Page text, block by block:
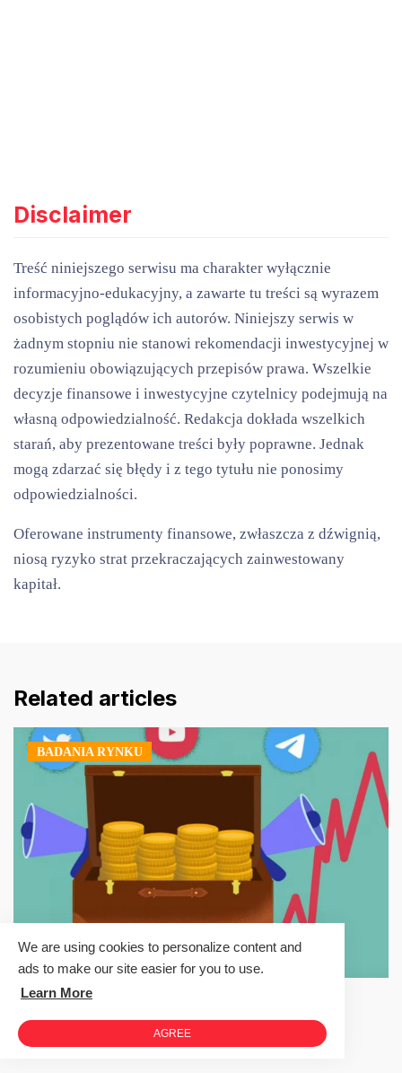
We are using cookies to personalize content and
ads to make our site easier for you to use.
Learn More
AGREE
Disclaimer
Treść niniejszego serwisu ma charakter wyłącznie
informacyjno-edukacyjny, a zawarte tu treści są wyrazem
osobistych poglądów ich autorów. Niniejszy serwis w
żadnym stopniu nie stanowi rekomendacji inwestycyjnej w
rozumieniu obowiązujących przepisów prawa. Wszelkie
decyzje finansowe i inwestycyjne czytelnicy podejmują na
własną odpowiedzialność. Redakcja dokłada wszelkich
starań, aby prezentowane treści były poprawne. Jednak
mogą zdarzać się błędy i z tego tytułu nie ponosimy
odpowiedzialności.
Oferowane instrumenty finansowe, zwłaszcza z dźwignią,
niosą ryzyko strat przekraczających zainwestowany
kapitał.
Related articles
BADANIA RYNKU
Typy inwestycyjne z Twittera –
oczekiwania vs rzeczywistość
Chris Abramowicz 2024-01-21